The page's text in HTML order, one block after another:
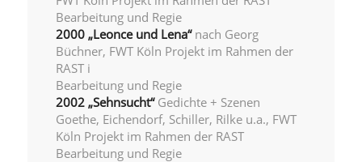
Bearbeitung und Regie
2000 „Leonce und Lena“nach Georg
Büchner, FWT Köln Projekt im Rahmen der
RAST i
Bearbeitung und Regie
2002 „Sehnsucht“Gedichte + Szenen
Goethe, Eichendorf, Schiller, Rilke u.a., FWT
Köln Projekt im Rahmen der RAST
Bearbeitung und Regie